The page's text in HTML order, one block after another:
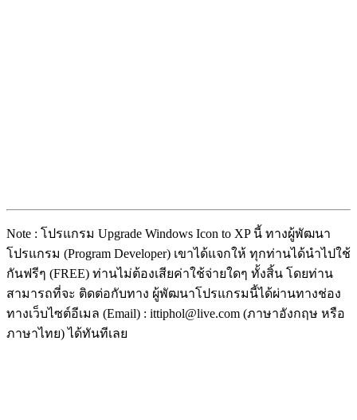
Note : โปรแกรม Upgrade Windows Icon to XP นี้ ทางผู้พัฒนา
โปรแกรม (Program Developer) เขาได้แจกให้ ทุกท่านได้นำไปใช้
กันฟรีๆ (FREE) ท่านไม่ต้องเสียค่าใช้จ่ายใดๆ ทั้งสิ้น โดยท่าน
สามารถที่จะ ติดต่อกับทาง ผู้พัฒนาโปรแกรมนี้ได้ผ่านทางช่อง
ทางเว็บไซต์อีเมล (Email) : ittiphol@live.com (ภาษาอังกฤษ หรือ
ภาษาไทย) ได้ทันทีเลย